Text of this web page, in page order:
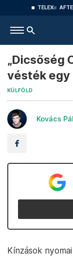
TELEX
„Dicsőség
vésték egy
KÜLFÖLD
Kovács Pál
Kínzások